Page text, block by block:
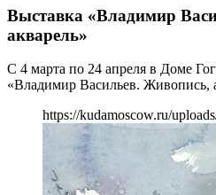
Выставка «Владимир
акварель»
С 4 марта по 24 апреля в Доме
«Владимир Васильев. Живопись,
https://kudamoscow.ru/